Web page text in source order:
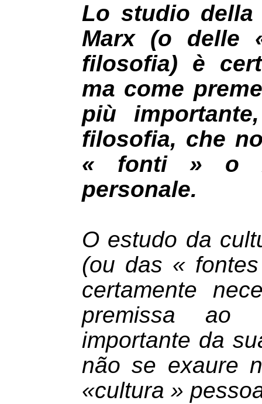
Lo studio
Marx (o delle
filosofia) è
ma come
più
filosofia, che
« fonti » o
personale.
O estudo da
(ou das «
certamente
premissa ao
importante da
não se exaure
«cultura »